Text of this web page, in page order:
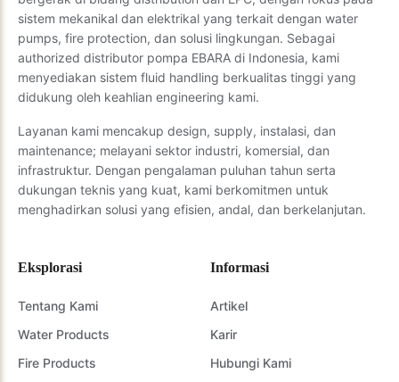
sistem mekanikal dan elektrikal yang terkait dengan water
pumps, fire protection, dan solusi lingkungan. Sebagai
authorized distributor pompa EBARA di Indonesia, kami
menyediakan sistem fluid handling berkualitas tinggi yang
didukung oleh keahlian engineering kami.
Layanan kami mencakup design, supply, instalasi, dan
maintenance; melayani sektor industri, komersial, dan
infrastruktur. Dengan pengalaman puluhan tahun serta
dukungan teknis yang kuat, kami berkomitmen untuk
menghadirkan solusi yang efisien, andal, dan berkelanjutan.
Eksplorasi
Tentang Kami
Water Products
Fire Products
Informasi
Artikel
Karir
Hubungi Kami